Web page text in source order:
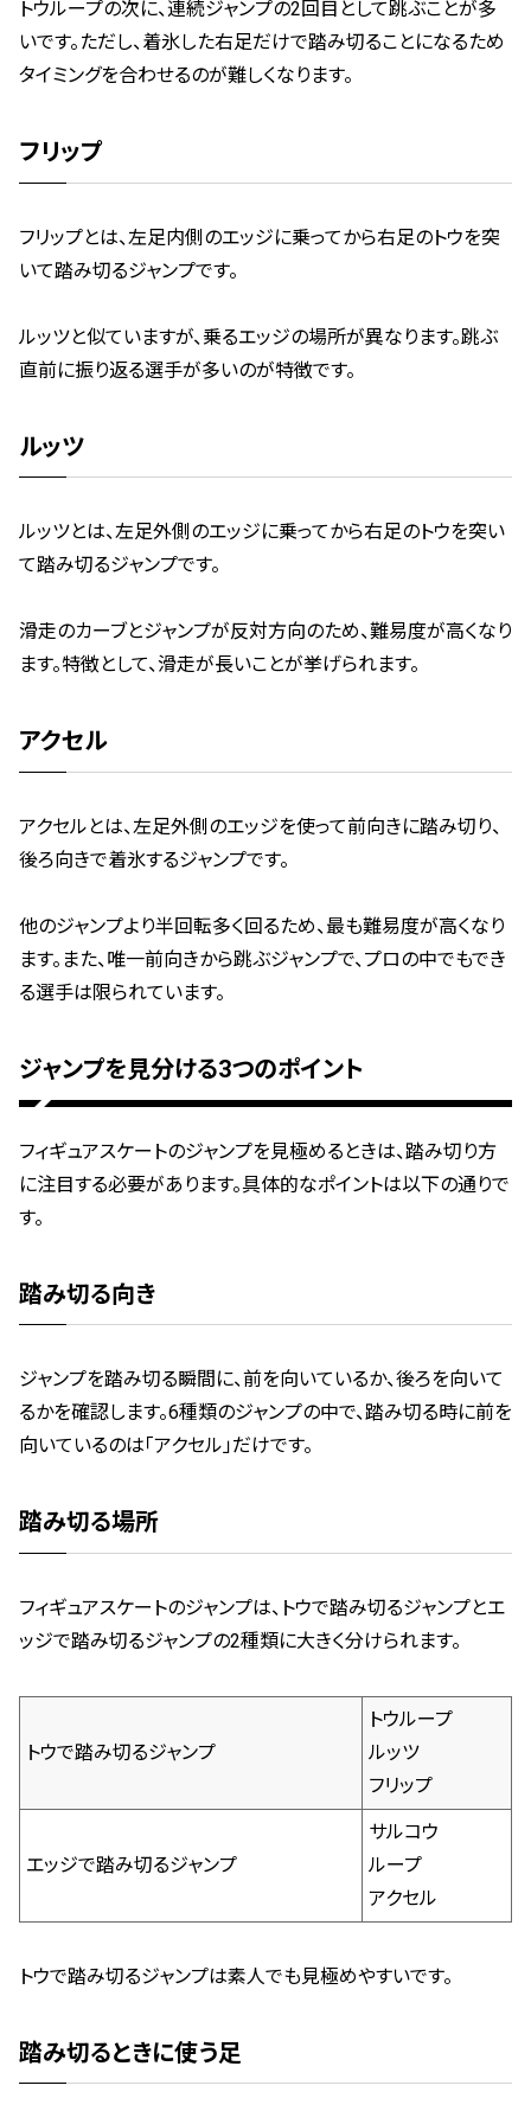
トウループの次に、連続ジャンプの2回目として跳ぶことが多
いです。ただし、着氷した右足だけで踏み切ることになるため
タイミングを合わせるのが難しくなります。
フリップ
フリップとは、左足内側のエッジに乗ってから右足のトウを突
いて踏み切るジャンプです。
ルッツと似ていますが、乗るエッジの場所が異なります。跳ぶ
直前に振り返る選手が多いのが特徴です。
ルッツ
ルッツとは、左足外側のエッジに乗ってから右足のトウを突い
て踏み切るジャンプです。
滑走のカーブとジャンプが反対方向のため、難易度が高くなり
ます。特徴として、滑走が長いことが挙げられます。
アクセル
アクセルとは、左足外側のエッジを使って前向きに踏み切り、
後ろ向きで着氷するジャンプです。
他のジャンプより半回転多く回るため、最も難易度が高くなり
ます。また、唯一前向きから跳ぶジャンプで、プロの中でもでき
る選手は限られています。
ジャンプを見分ける3つのポイント
フィギュアスケートのジャンプを見極めるときは、踏み切り方
に注目する必要があります。具体的なポイントは以下の通りで
す。
踏み切る向き
ジャンプを踏み切る瞬間に、前を向いているか、後ろを向いて
るかを確認します。6種類のジャンプの中で、踏み切る時に前を
向いているのは「アクセル」だけです。
踏み切る場所
フィギュアスケートのジャンプは、トウで踏み切るジャンプとエ
ッジで踏み切るジャンプの2種類に大きく分けられます。
トウで踏み切るジャンプ
トウループ
ルッツ
フリップ
エッジで踏み切るジャンプ
サルコウ
ループ
アクセル
トウで踏み切るジャンプは素人でも見極めやすいです。
踏み切るときに使う足